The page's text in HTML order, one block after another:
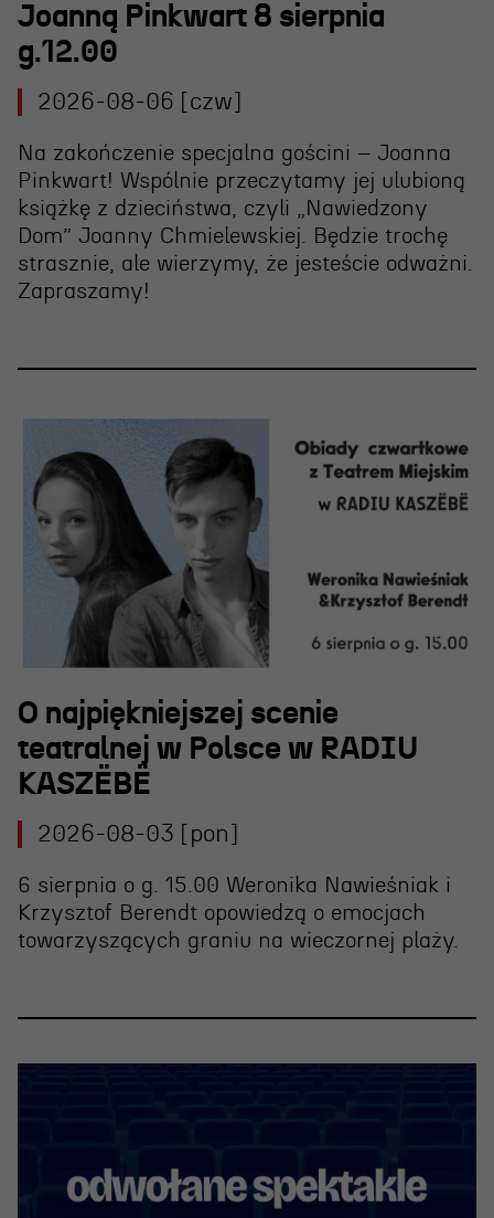
Joanną Pinkwart 8 sierpnia
g.12.00
2026-08-06 [czw]
Na zakończenie specjalna gościni – Joanna
Pinkwart! Wspólnie przeczytamy jej ulubioną
książkę z dzieciństwa, czyli „Nawiedzony
Dom” Joanny Chmielewskiej. Będzie trochę
strasznie, ale wierzymy, że jesteście odważni.
Zapraszamy!
O najpiękniejszej scenie
teatralnej w Polsce w RADIU
KASZËBË
2026-08-03 [pon]
6 sierpnia o g. 15.00 Weronika Nawieśniak i
Krzysztof Berendt opowiedzą o emocjach
towarzyszących graniu na wieczornej plaży.